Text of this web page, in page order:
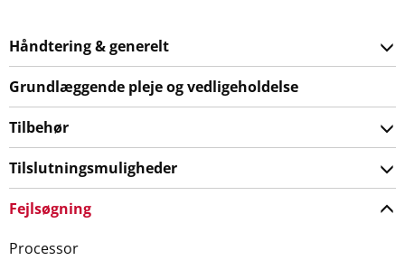
Håndtering & generelt
Grundlæggende pleje og vedligeholdelse
Tilbehør
Tilslutningsmuligheder
Fejlsøgning
Processor